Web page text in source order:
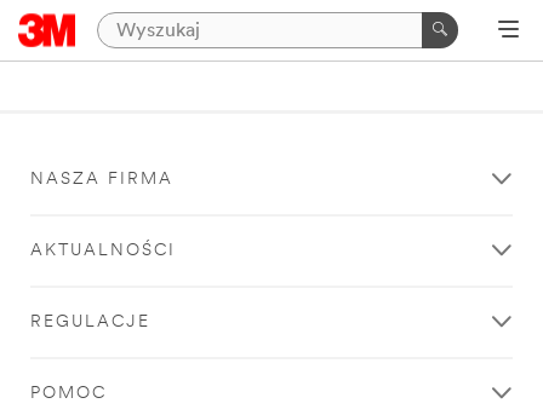
NASZA FIRMA
AKTUALNOŚCI
REGULACJE
POMOC